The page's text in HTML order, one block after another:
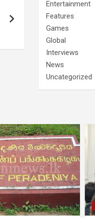
Entertainment
Features
Games
Global
Interviews
News
Uncategorized